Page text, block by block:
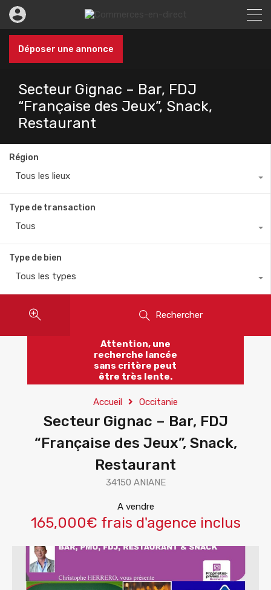
Déposer une annonce
Secteur Gignac – Bar, FDJ
“Française des Jeux”, Snack,
Restaurant
Région
Tous les lieux
Type de transaction
Tous
Type de bien
Tous les types
Rechercher
Attention, une
recherche lancée
sans critère peut
être très lente.
Accueil Occitanie
Secteur Gignac – Bar, FDJ
“Française des Jeux”, Snack,
Restaurant
34150 ANIANE
A vendre
165,000€ frais d'agence inclus